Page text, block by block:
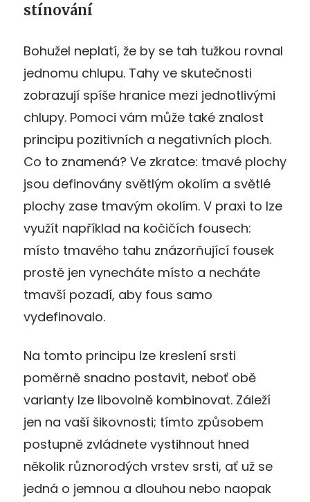
stínování
Bohužel neplatí, že by se tah tužkou rovnal
jednomu chlupu. Tahy ve skutečnosti
zobrazují spíše hranice mezi jednotlivými
chlupy. Pomoci vám může také znalost
principu pozitivních a negativních ploch.
Co to znamená? Ve zkratce: tmavé plochy
jsou definovány světlým okolím a světlé
plochy zase tmavým okolím. V praxi to lze
využít například na kočičích fousech:
místo tmavého tahu znázorňující fousek
prostě jen vynecháte místo a necháte
tmavší pozadí, aby fous samo
vydefinovalo.
Na tomto principu lze kreslení srsti
poměrně snadno postavit, neboť obě
varianty lze libovolně kombinovat. Záleží
jen na vaší šikovnosti; tímto způsobem
postupně zvládnete vystihnout hned
několik různorodých vrstev srsti, ať už se
jedná o jemnou a dlouhou nebo naopak